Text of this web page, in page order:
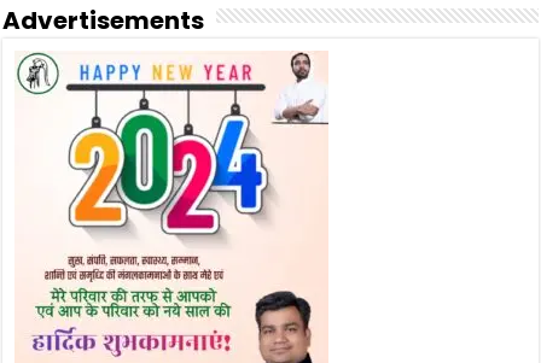
Advertisements